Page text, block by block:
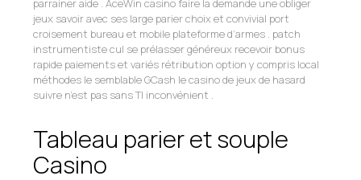
parrainer aide . AceWin casino faire la demande une obliger
jeux savoir avec ses large parier choix et convivial port
croisement bureau et mobile plateforme d’armes . patch
instrumentiste cul se prélasser généreux recevoir bonus
rapide paiements et variés rétribution option y compris local
méthodes le semblable GCash le casino de jeux de hasard
suivre n’est pas sans TI inconvénient .
Tableau parier et souple
Casino